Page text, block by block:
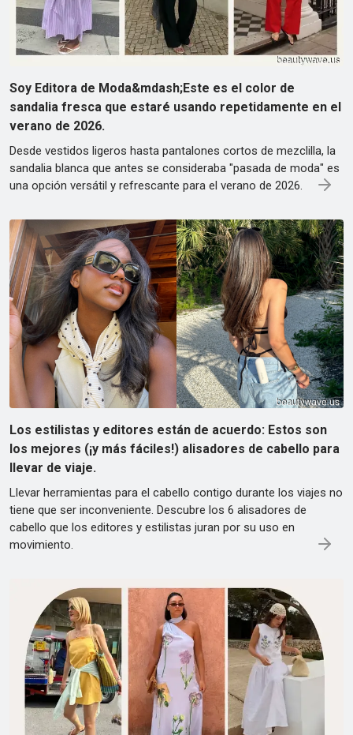
Soy Editora de Moda&mdash;Este es el color de
sandalia fresca que estaré usando repetidamente en el
verano de 2026.
Desde vestidos ligeros hasta pantalones cortos de mezclilla, la
sandalia blanca que antes se consideraba "pasada de moda" es
una opción versátil y refrescante para el verano de 2026.
Los estilistas y editores están de acuerdo: Estos son
los mejores (¡y más fáciles!) alisadores de cabello para
llevar de viaje.
Llevar herramientas para el cabello contigo durante los viajes no
tiene que ser inconveniente. Descubre los 6 alisadores de
cabello que los editores y estilistas juran por su uso en
movimiento.